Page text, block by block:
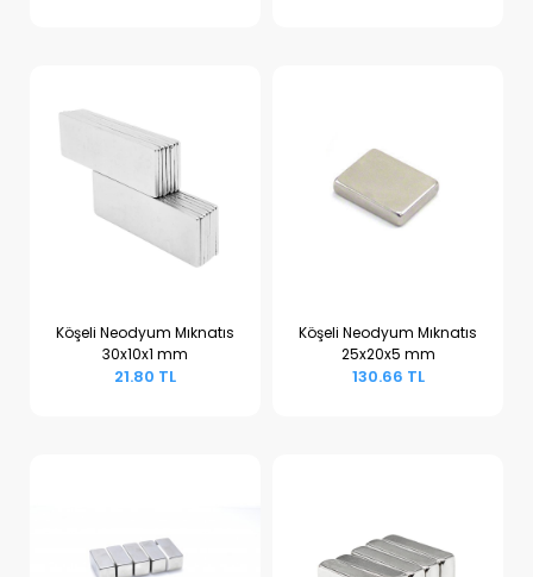
Sepete Ekle
Köşeli Neodyum Mıknatıs
30x10x1 mm
21.80 TL
Sepete Ekle
Köşeli Neodyum Mıknatıs
25x20x5 mm
130.66 TL